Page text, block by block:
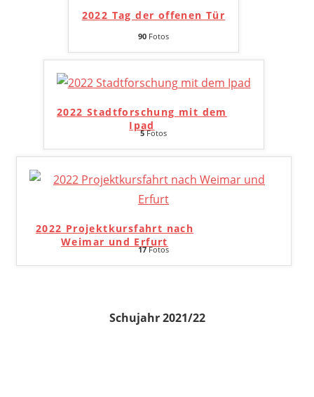
2022 Tag der offenen Tür
90 Fotos
2022 Stadtforschung mit dem
Ipad
5Fotos
2022 Projektkursfahrt nach
Weimar und Erfurt
17Fotos
Schujahr 2021/22